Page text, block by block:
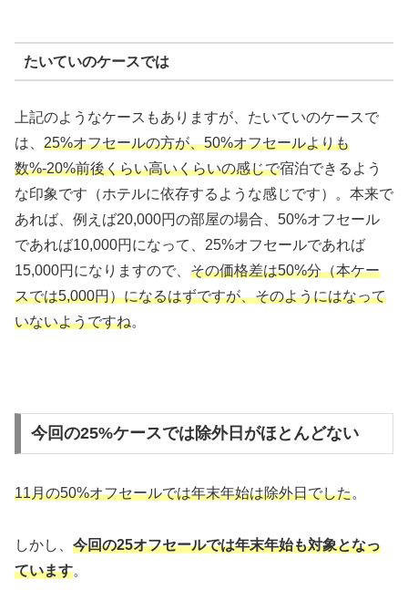
たいていのケースでは
上記のようなケースもありますが、たいていのケースで
は、 25%オフセールの方が、50%オフセールよりも
数%-20%前後くらい高いくらいの感じで宿泊できるよう
な印象です（ホテルに依存するような感じです）。本来で
あれば、例えば20,000円の部屋の場合、50%オフセール
であれば10,000円になって、25%オフセールであれば
15,000円になりますので、 その価格差は50%分（本ケー
スでは5,000円）になるはずですが、そのようにはなって
いないようですね。
今回の25%ケースでは除外日がほとんどない
11月の50%オフセールでは年末年始は除外日でした。
しかし、 今回の25オフセールでは年末年始も対象となっ
ています。